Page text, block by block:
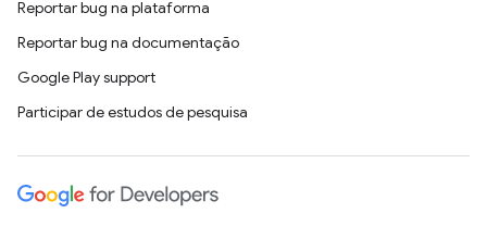
Reportar bug na plataforma
Reportar bug na documentação
Google Play support
Participar de estudos de pesquisa